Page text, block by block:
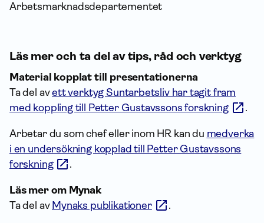
Arbetsmarknadsdepartementet
Läs mer och ta del av tips, råd och verktyg
Material kopplat till presentationerna
Ta del avett verktyg Suntarbetsliv har tagit fram
med koppling till Petter Gustavssons forskning
.
Arbetar du som chef eller inom HR kan du medverka
i en undersökning kopplad till Petter Gustavssons
forskning
.
Läs mer om Mynak
Ta del av Mynaks publikationer .